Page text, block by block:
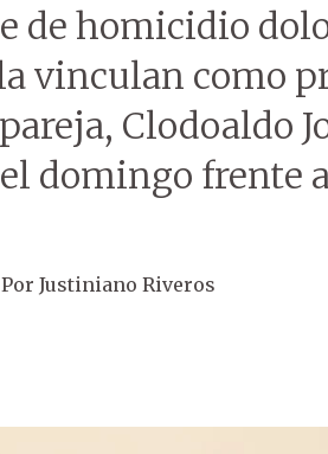
de homicidio
vinculan como
Clodoaldo
domingo frente
Por Justiniano Riveros